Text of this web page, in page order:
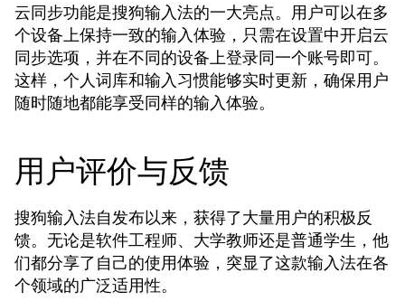
云同步功能是搜狗输入法的一大亮点。用户可以在多
个设备上保持一致的输入体验，只需在设置中开启云
同步选项，并在不同的设备上登录同一个账号即可。
这样，个人词库和输入习惯能够实时更新，确保用户
随时随地都能享受同样的输入体验。
用户评价与反馈
搜狗输入法自发布以来，获得了大量用户的积极反
馈。无论是软件工程师、大学教师还是普通学生，他
们都分享了自己的使用体验，突显了这款输入法在各
个领域的广泛适用性。